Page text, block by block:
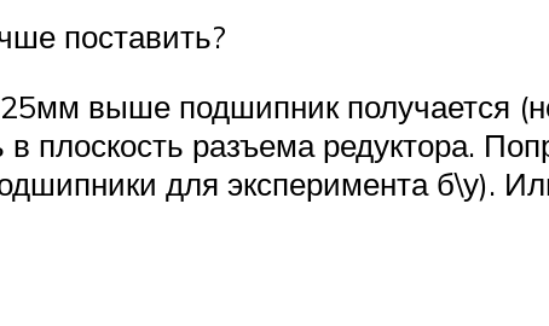
поставить?
выше подшипник получается
плоскость разъема редуктора.
для эксперимента б\у).